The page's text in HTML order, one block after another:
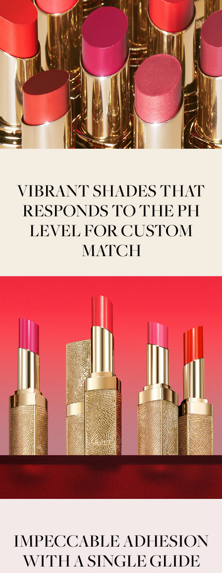
VIBRANT SHADES THAT
RESPONDS TO THE PH
LEVEL FOR CUSTOM
MATCH
IMPECCABLE ADHESION
WITH A SINGLE GLIDE